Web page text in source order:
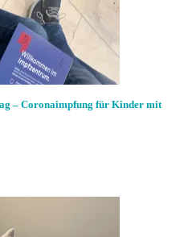
– Coronaimpfung für Kinder mit